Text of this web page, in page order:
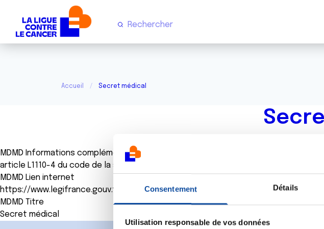
Consentement Détails
Utilisation responsable de vos données
Accueil Secret médical
MDMD Informations complémentaires
article L1110-4 du code de la santé publique
MDMD Lien internet
https://www.legifrance.gouv.fr/codes/article_lc/LEGIARTI000043895798/
MDMD Titre
Secret médical